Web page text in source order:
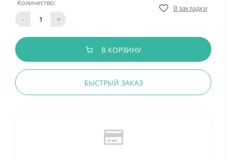
Количество:
-
+
В закладки
В КОРЗИНУ
БЫСТРЫЙ ЗАКАЗ